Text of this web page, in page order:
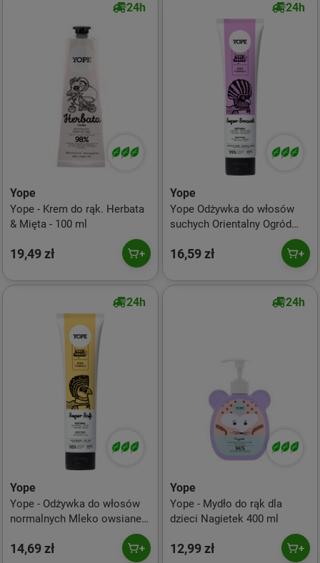
24h
Yope
Yope - Krem do rąk. Herbata
& Mięta - 100 ml
19,49 zł
24h
Yope
Yope Odżywka do włosów
suchych Orientalny Ogród
16,59 zł
24h
Yope
Yope - Odżywka do włosów
normalnych Mleko owsiane
14,69 zł
24h
Yope
Yope - Mydło do rąk dla
dzieci Nagietek 400 ml
12,99 zł